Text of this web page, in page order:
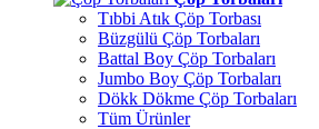
Tıbbi Atık Çöp Torbası
Büzgülü Çöp Torbaları
Battal Boy Çöp Torbaları
Jumbo Boy Çöp Torbaları
Dökk Dökme Çöp Torbaları
Tüm Ürünler